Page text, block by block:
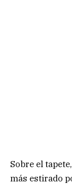
Sobre el
más estirado